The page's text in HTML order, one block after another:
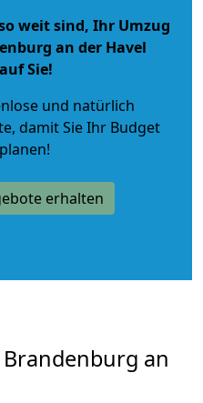
weit sind, Ihr Umzug
an der Havel
Sie!
und natürlich
, damit Sie Ihr Budget
erhalten
an